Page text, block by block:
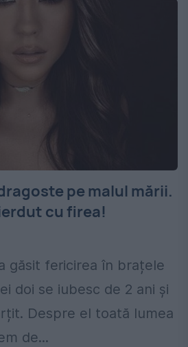
pe malul mării.
cu firea!
găsit fericirea în brațele
doi se iubesc de 2 ani și
Despre el toată lumea
de...